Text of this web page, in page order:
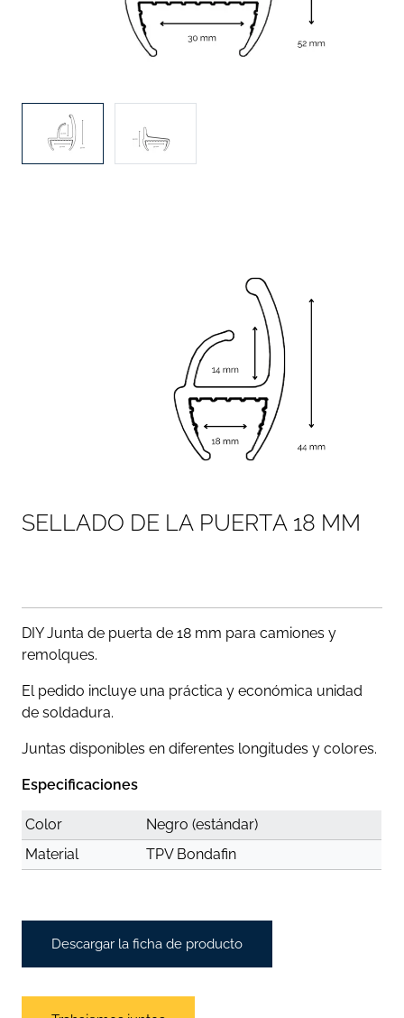
SELLADO DE LA PUERTA 18 MM
DIY Junta de puerta de 18 mm para camiones y
remolques.
El pedido incluye una práctica y económica unidad
de soldadura.
Juntas disponibles en diferentes longitudes y colores.
Especificaciones
Color
Negro (estándar)
Material
TPV Bondafin
Descargar la ficha de producto